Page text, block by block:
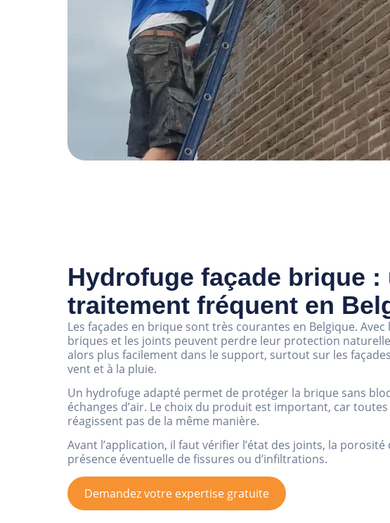
Hydrofuge façade brique :
traitement fréquent en
Les façades en brique sont très courantes en Belgique. Avec
briques et les joints peuvent perdre leur protection naturelle.
alors plus facilement dans le support, surtout sur les
vent et à la pluie.
Un hydrofuge adapté permet de protéger la brique sans
échanges d’air. Le choix du produit est important, car toutes
réagissent pas de la même manière.
Avant l’application, il faut vérifier l’état des joints, la
présence éventuelle de fissures ou d’infiltrations.
Demandez votre expertise gratuite